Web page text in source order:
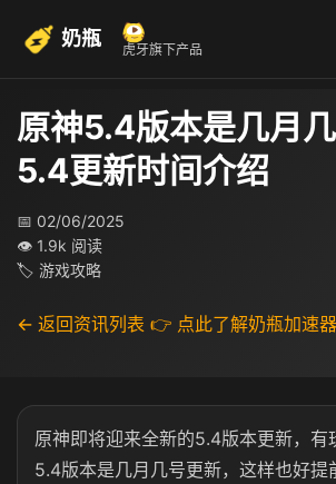
奶瓶 虎牙旗下产品
原神5.4版本是几月
5.4更新时间介绍​
📅 02/06/2025
👁 1.9k 阅读
🏷 游戏攻略
← 返回资讯列表 👉 点此了解奶瓶加速器
原神即将迎来全新的5.4版本更新，有
5.4版本是几月几号更新，这样也好提